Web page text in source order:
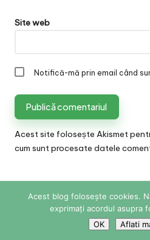
Site web
Notifică-mă prin email când
Acest site folosește Akismet
cum sunt procesate datele
Copyright 2026 — Sabina
reserved. Bloglo
Acest blog folosește cookies.
exprimați acordul asupra
OK
Aflati